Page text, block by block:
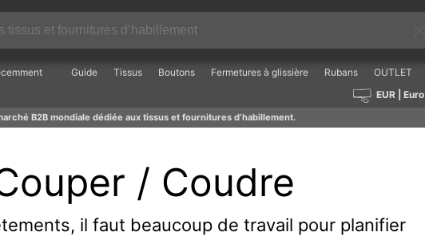
Guide Tissus Boutons Fermetures à glissière Rubans OUTLET
EUR| Euro
B2B mondiale dédiée aux tissus et fournitures d’habillement.
/ Coudre
il faut beaucoup de travail pour planifier